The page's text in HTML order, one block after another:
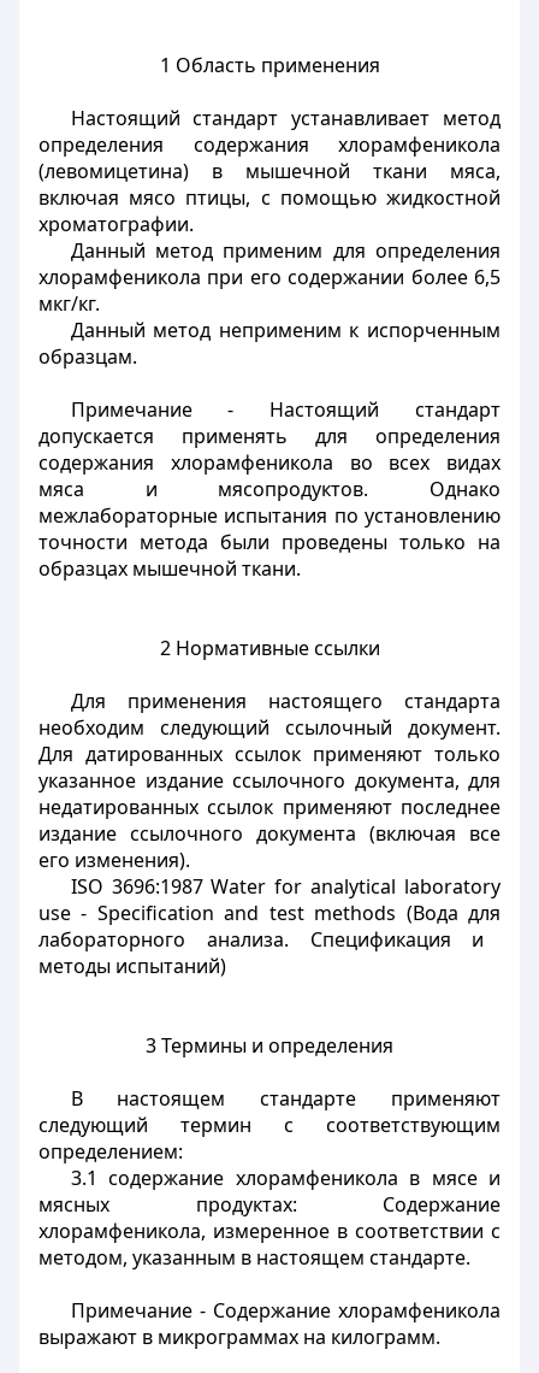
1 Область применения
Настоящий стандарт устанавливает метод
определения содержания хлорамфеникола
(левомицетина) в мышечной ткани мяса,
включая мясо птицы, с помощью жидкостной
хроматографии.
Данный метод применим для определения
хлорамфеникола при его содержании более 6,5
мкг/кг.
Данный метод неприменим к испорченным
образцам.
Примечание - Настоящий стандарт
допускается применять для определения
содержания хлорамфеникола во всех видах
мяса и мясопродуктов. Однако
межлабораторные испытания по установлению
точности метода были проведены только на
образцах мышечной ткани.
2 Нормативные ссылки
Для применения настоящего стандарта
необходим следующий ссылочный документ.
Для датированных ссылок применяют только
указанное издание ссылочного документа, для
недатированных ссылок применяют последнее
издание ссылочного документа (включая все
его изменения).
ISO 3696:1987 Water for analytical laboratory
use - Specification and test methods (Вода для
лабораторного анализа. Спецификация и
методы испытаний)
3 Термины и определения
В настоящем стандарте применяют
следующий термин с соответствующим
определением:
3.1 содержание хлорамфеникола в мясе и
мясных продуктах: Содержание
хлорамфеникола, измеренное в соответствии с
методом, указанным в настоящем стандарте.
Примечание - Содержание хлорамфеникола
выражают в микрограммах на килограмм.